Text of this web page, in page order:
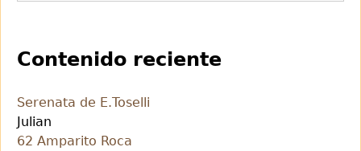
Contenido reciente
Serenata de E.Toselli
Julian
62 Amparito Roca